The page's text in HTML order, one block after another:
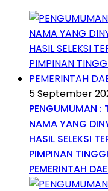
5 September
PENGUMUMAN :
NAMA YANG
HASIL SELEKSI
PIMPINAN
PEMERINTAH